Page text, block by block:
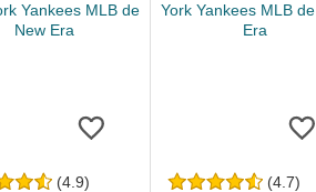
(4.9) (4.7)